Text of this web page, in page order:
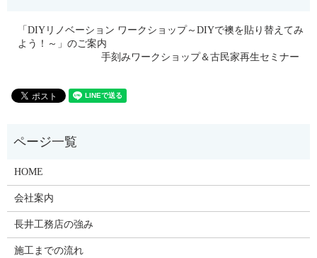
「DIYリノベーション ワークショップ～DIYで襖を貼り替えてみ
よう！～」のご案内
手刻みワークショップ＆古民家再生セミナー
HOME
会社案内
長井工務店の強み
施工までの流れ